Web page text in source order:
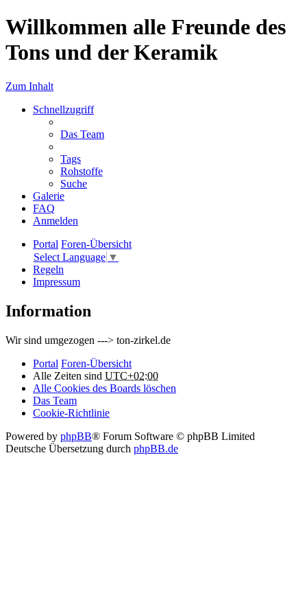
Willkommen alle Freunde des
Tons und der Keramik
Zum Inhalt
Schnellzugriff
Das Team
Tags
Rohstoffe
Suche
Galerie
FAQ
Anmelden
Portal Foren-Übersicht
Select Language ▼
Regeln
Impressum
Information
Wir sind umgezogen ---> ton-zirkel.de
Portal Foren-Übersicht
Alle Zeiten sind UTC+02:00
Alle Cookies des Boards löschen
Das Team
Cookie-Richtlinie
Powered by phpBB® Forum Software © phpBB Limited
Deutsche Übersetzung durch phpBB.de